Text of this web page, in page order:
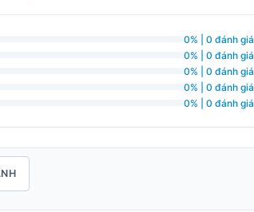
0% | 0 đánh giá
0% | 0 đánh giá
0% | 0 đánh giá
0% | 0 đánh giá
0% | 0 đánh giá